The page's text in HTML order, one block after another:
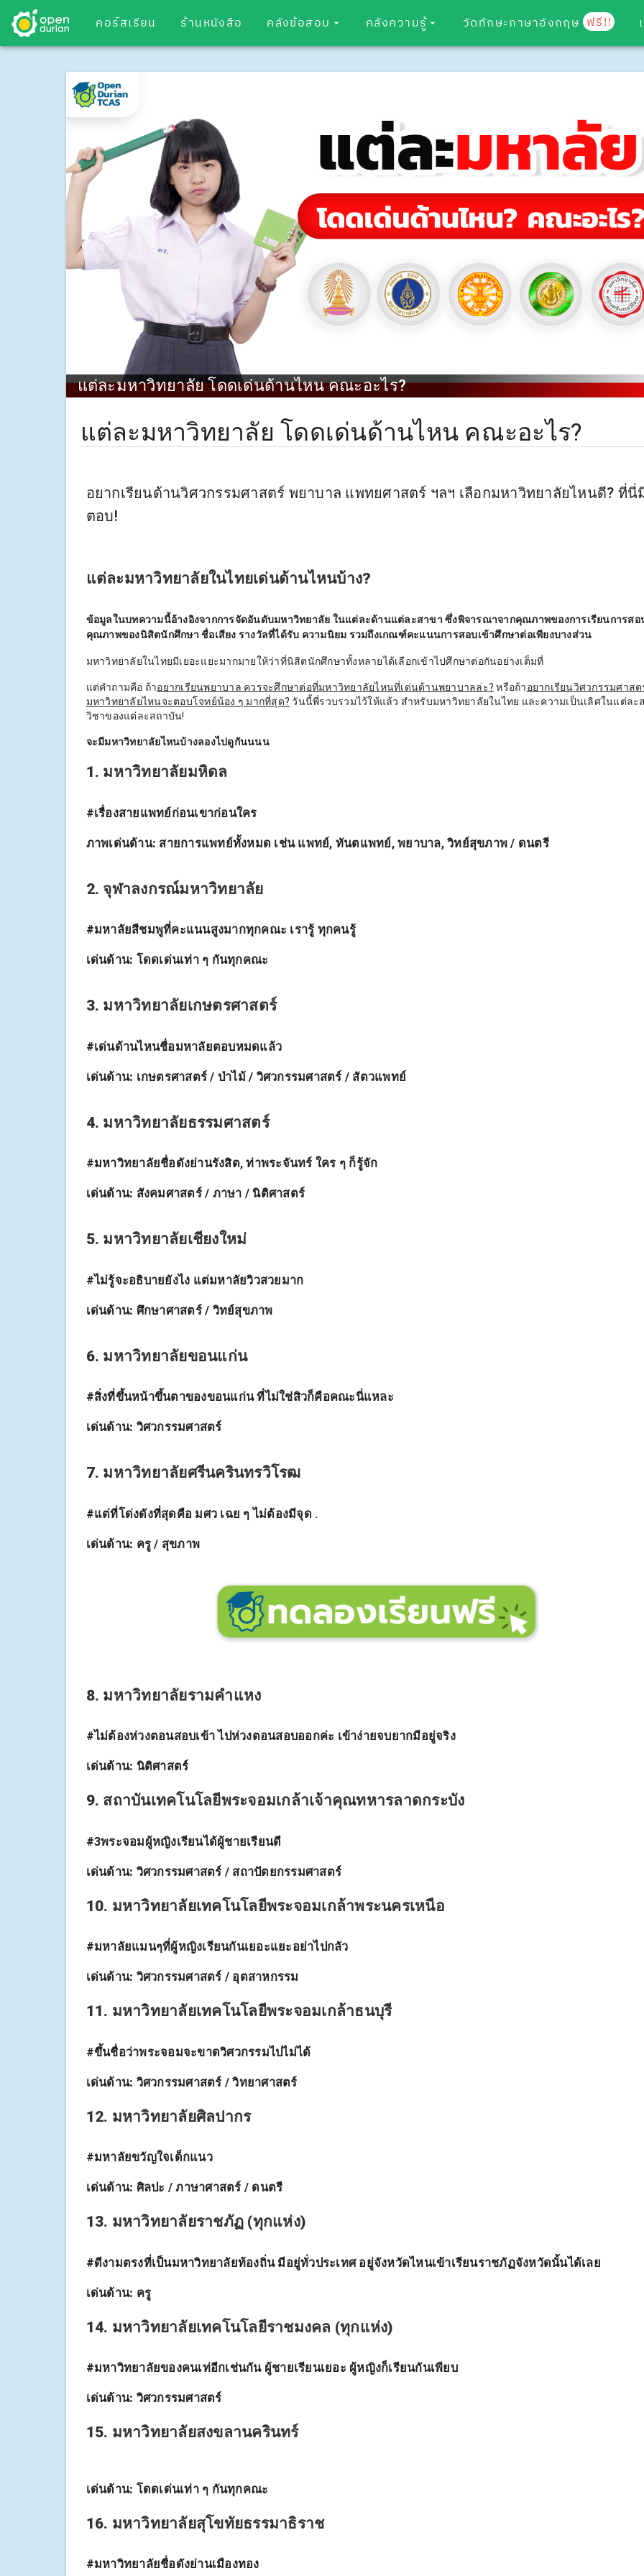
คอร์สเรียน ร้านหนังสือ คลังข้อสอบ คลังความรู้ วัดทักษะภาษาอังกฤษ ฟรี!!
แต่ละมหาวิทยาลัย โดดเด่นด้านไหน คณะอะไร?
แต่ละมหาวิทยาลัย โดดเด่นด้านไหน คณะอะไร?
อยากเรียนด้านวิศวกรรมศาสตร์ พยาบาล แพทยศาสตร์ ฯลฯ เลือกมหาวิทยาลัยไหนดี? ที่นี่
ตอบ!
แต่ละมหาวิทยาลัยในไทยเด่นด้านไหนบ้าง?
ข้อมูลในบทความนี้อ้างอิงจากการจัดอันดับมหาวิทยาลัย ในแต่ละด้านแต่ละสาขา ซึ่งพิจารณาจากคุณภาพของการเรียนการสอ
คุณภาพของนิสิตนักศึกษา ชื่อเสียง รางวัลที่ได้รับ ความนิยม รวมถึงเกณฑ์คะแนนการสอบเข้าศึกษาต่อเพียงบางส่วน
มหาวิทยาลัยในไทยมีเยอะแยะมากมายให้ว่าที่นิสิตนักศึกษาทั้งหลายได้เลือกเข้าไปศึกษาต่อกันอย่างเต็มที่
แต่คำถามคือ ถ้าอยากเรียนพยาบาล ควรจะศึกษาต่อที่มหาวิทยาลัยไหนที่เด่นด้านพยาบาลล่ะ? หรือถ้าอยากเรียนวิศวกรรมศาสต
มหาวิทยาลัยไหนจะตอบโจทย์น้อง ๆ มากที่สุด? วันนี้พี่รวบรวมไว้ให้แล้ว สำหรับมหาวิทยาลัยในไทย และความเป็นเลิศในแต่ละ
วิชาของแต่ละสถาบัน!
จะมีมหาวิทยาลัยไหนบ้างลองไปดูกันนนน
1. มหาวิทยาลัยมหิดล
#เรื่องสายแพทย์ก่อนเขาก่อนใคร
ภาพเด่นด้าน: สายการแพทย์ทั้งหมด เช่น แพทย์, ทันตแพทย์, พยาบาล, วิทย์สุขภาพ / ดนตรี
2. จุฬาลงกรณ์มหาวิทยาลัย
#มหาลัยสีชมพูที่คะแนนสูงมากทุกคณะ เรารู้ ทุกคนรู้
เด่นด้าน: โดดเด่นเท่า ๆ กันทุกคณะ
3. มหาวิทยาลัยเกษตรศาสตร์
#เด่นด้านไหนชื่อมหาลัยตอบหมดแล้ว
เด่นด้าน: เกษตรศาสตร์ / ป่าไม้ / วิศวกรรมศาสตร์ / สัตวแพทย์
4. มหาวิทยาลัยธรรมศาสตร์
#มหาวิทยาลัยชื่อดังย่านรังสิต, ท่าพระจันทร์ ใคร ๆ ก็รู้จัก
เด่นด้าน: สังคมศาสตร์ / ภาษา / นิติศาสตร์
5. มหาวิทยาลัยเชียงใหม่
#ไม่รู้จะอธิบายยังไง แต่มหาลัยวิวสวยมาก
เด่นด้าน: ศึกษาศาสตร์ / วิทย์สุขภาพ
6. มหาวิทยาลัยขอนแก่น
#สิ่งที่ขึ้นหน้าขึ้นตาของขอนแก่น ที่ไม่ใช่สิวก็คือคณะนี่แหละ
เด่นด้าน: วิศวกรรมศาสตร์
7. มหาวิทยาลัยศรีนครินทรวิโรฒ
#แต่ที่โด่งดังที่สุดคือ มศว เฉย ๆ ไม่ต้องมีจุด .
เด่นด้าน: ครู / สุขภาพ
8. มหาวิทยาลัยรามคำแหง
#ไม่ต้องห่วงตอนสอบเข้า ไปห่วงตอนสอบออกค่ะ เข้าง่ายจบยากมีอยู่จริง
เด่นด้าน: นิติศาสตร์
9. สถาบันเทคโนโลยีพระจอมเกล้าเจ้าคุณทหารลาดกระบัง
#3พระจอมผู้หญิงเรียนได้ผู้ชายเรียนดี
เด่นด้าน: วิศวกรรมศาสตร์ / สถาปัตยกรรมศาสตร์
10. มหาวิทยาลัยเทคโนโลยีพระจอมเกล้าพระนครเหนือ
#มหาลัยแมนๆที่ผู้หญิงเรียนกันเยอะแยะอย่าไปกลัว
เด่นด้าน: วิศวกรรมศาสตร์ / อุตสาหกรรม
11. มหาวิทยาลัยเทคโนโลยีพระจอมเกล้าธนบุรี
#ขึ้นชื่อว่าพระจอมจะขาดวิศวกรรมไปไม่ได้
เด่นด้าน: วิศวกรรมศาสตร์ / วิทยาศาสตร์
12. มหาวิทยาลัยศิลปากร
#มหาลัยขวัญใจเด็กแนว
เด่นด้าน: ศิลปะ / ภาษาศาสตร์ / ดนตรี
13. มหาวิทยาลัยราชภัฏ (ทุกแห่ง)
#ดีงามตรงที่เป็นมหาวิทยาลัยท้องถิ่น มีอยู่ทั่วประเทศ อยู่จังหวัดไหนเข้าเรียนราชภัฏจังหวัดนั้นได้เลย
เด่นด้าน: ครู
14. มหาวิทยาลัยเทคโนโลยีราชมงคล (ทุกแห่ง)
#มหาวิทยาลัยของคนเท่อีกเช่นกัน ผู้ชายเรียนเยอะ ผู้หญิงก็เรียนกันเพียบ
เด่นด้าน: วิศวกรรมศาสตร์
15. มหาวิทยาลัยสงขลานครินทร์
เด่นด้าน: โดดเด่นเท่า ๆ กันทุกคณะ
16. มหาวิทยาลัยสุโขทัยธรรมาธิราช
#มหาวิทยาลัยชื่อดังย่านเมืองทอง